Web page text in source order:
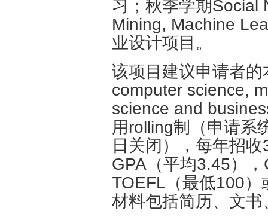
习；秋季学期Social
Mining, Machine
业设计项目。
该项目建议申请者
computer science,
science and
用rolling制（申请系
日关闭），每年招
GPA（平均3.45）
TOEFL（最低100）
材料包括简历、文